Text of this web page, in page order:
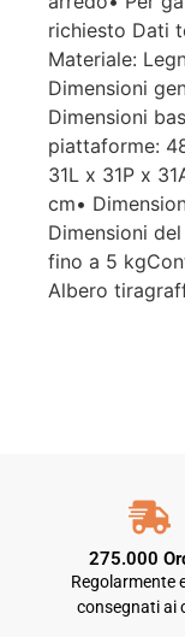
richiesto Dati
Materiale:
Dimensioni
Dimensioni
piattaforme:
31L x 31P x
cm•
Dimensioni
fino a 5
Albero
275.000
Regolarmente
consegnati ai